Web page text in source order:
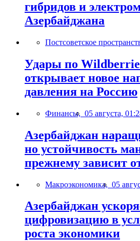
гибридов и
Азербайджана
Постсоветское
Удары по
открывает новое
давления на Россию
Финансы, 05 августа,
Азербайджан
но устойчивость
прежнему зависит
Макроэкономика, 05
Азербайджан
цифровизацию в
роста экономики